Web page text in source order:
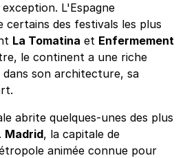
L'Espagne
certains des festivals les plus
La Tomatina et Enfermement
le continent a une riche
son architecture, sa
abrite quelques-unes des plus
Madrid, la capitale de
animée connue pour